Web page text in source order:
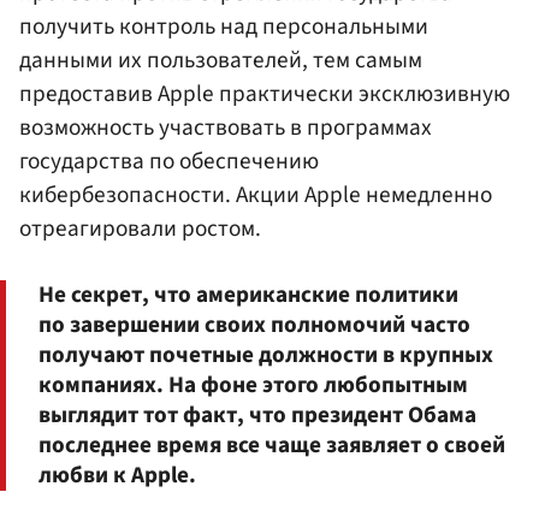
получить контроль над персональными
данными их пользователей, тем самым
предоставив Apple практически эксклюзивную
возможность участвовать в программах
государства по обеспечению
кибербезопасности. Акции Apple немедленно
отреагировали ростом.
Не секрет, что американские политики
по завершении своих полномочий часто
получают почетные должности в крупных
компаниях. На фоне этого любопытным
выглядит тот факт, что президент Обама
последнее время все чаще заявляет о своей
любви к Apple.